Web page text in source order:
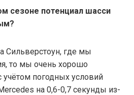
сезоне потенциал шасси
Сильверстоун, где мы
то мы очень хорошо
учётом погодных условий
на 0,6-0,7 секунды из-